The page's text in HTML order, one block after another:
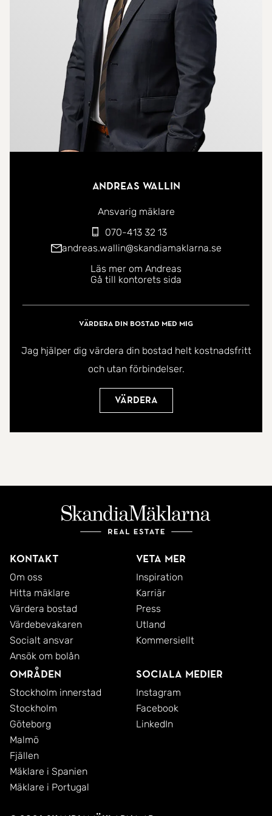
uteplatsen under tak blir en naturlig
samlingspunkt varma sommarkvällar.
På fastigheten finns även garage med goda
förvaringsmöjligheter samt ytterligare utrymmen
för hobbyverksamhet, verkstad eller extra
förvaring. Här kombineras det praktiska med det
natursköna på ett sätt som gör fastigheten till
Ett hem för dig som söker ett bekvämt
familjeboende med gott om plats, omgiven av den
skånska landsbygdens rogivande miljö med närhet
till stadens utbud.
Andreas Wallin
Ansvarig mäklare
070-413 32 13
andreas.wallin@skandiamaklarna.se
Läs mer om Andreas
Gå till kontorets sida
Värdera din bostad med mig
Jag hjälper dig värdera din bostad helt kostnadsfritt
och utan förbindelser.
Värdera
Kontakt
Om oss
Hitta mäklare
Värdera bostad
Värdebevakaren
Socialt ansvar
Ansök om bolån
Veta mer
Inspiration
Karriär
Press
Utland
Kommersiellt
Områden
Stockholm innerstad
Stockholm
Göteborg
Malmö
Fjällen
Mäklare i Spanien
Mäklare i Portugal
Sociala medier
Instagram
Facebook
LinkedIn